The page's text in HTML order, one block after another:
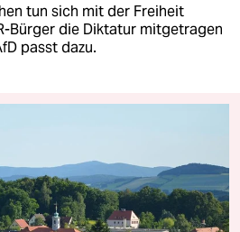
tun sich mit der Freiheit
Bürger die Diktatur mitgetragen
passt dazu.